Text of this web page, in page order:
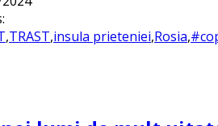
,TRAST,insula prieteniei,Rosia,